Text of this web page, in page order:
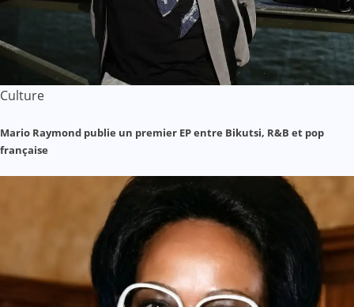
Culture
Mario Raymond publie un premier EP entre Bikutsi, R&B et pop
française